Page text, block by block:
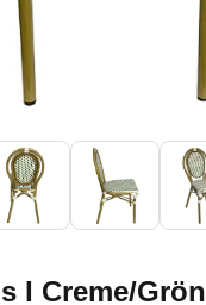
I Creme/Grön